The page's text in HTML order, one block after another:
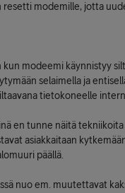
resetti modemille, jotta
kun modeemi käynnistyy
selaimella ja
tietokoneelle
en tunne näitä
asiakkaitaan
päällä.
nuo em. muutettavat